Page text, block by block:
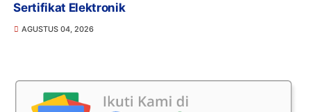
Sertifikat Elektronik
AGUSTUS 04, 2026